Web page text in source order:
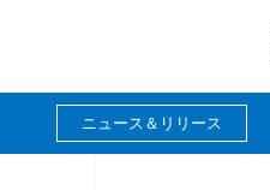
ニュース＆リリース